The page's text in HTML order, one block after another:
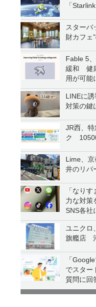
「
スターバ
財カフェ
Fable 5
緩和 健
用が可能
LINEに誘
対策の鍵
JR西、
ク
Lime、
井のリパ
「なり
力な対
SNS各社
ユニクロ
旗艦店
「
でスタ
質問に回